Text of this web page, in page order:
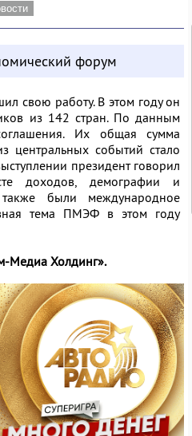
форум
свою работу. В этом году он
из 142 стран. По данным
Их общая сумма
центральных событий стало
президент говорил
доходов, демографии и
были международное
тема ПМЭФ в этом году
Медиа Холдинг».